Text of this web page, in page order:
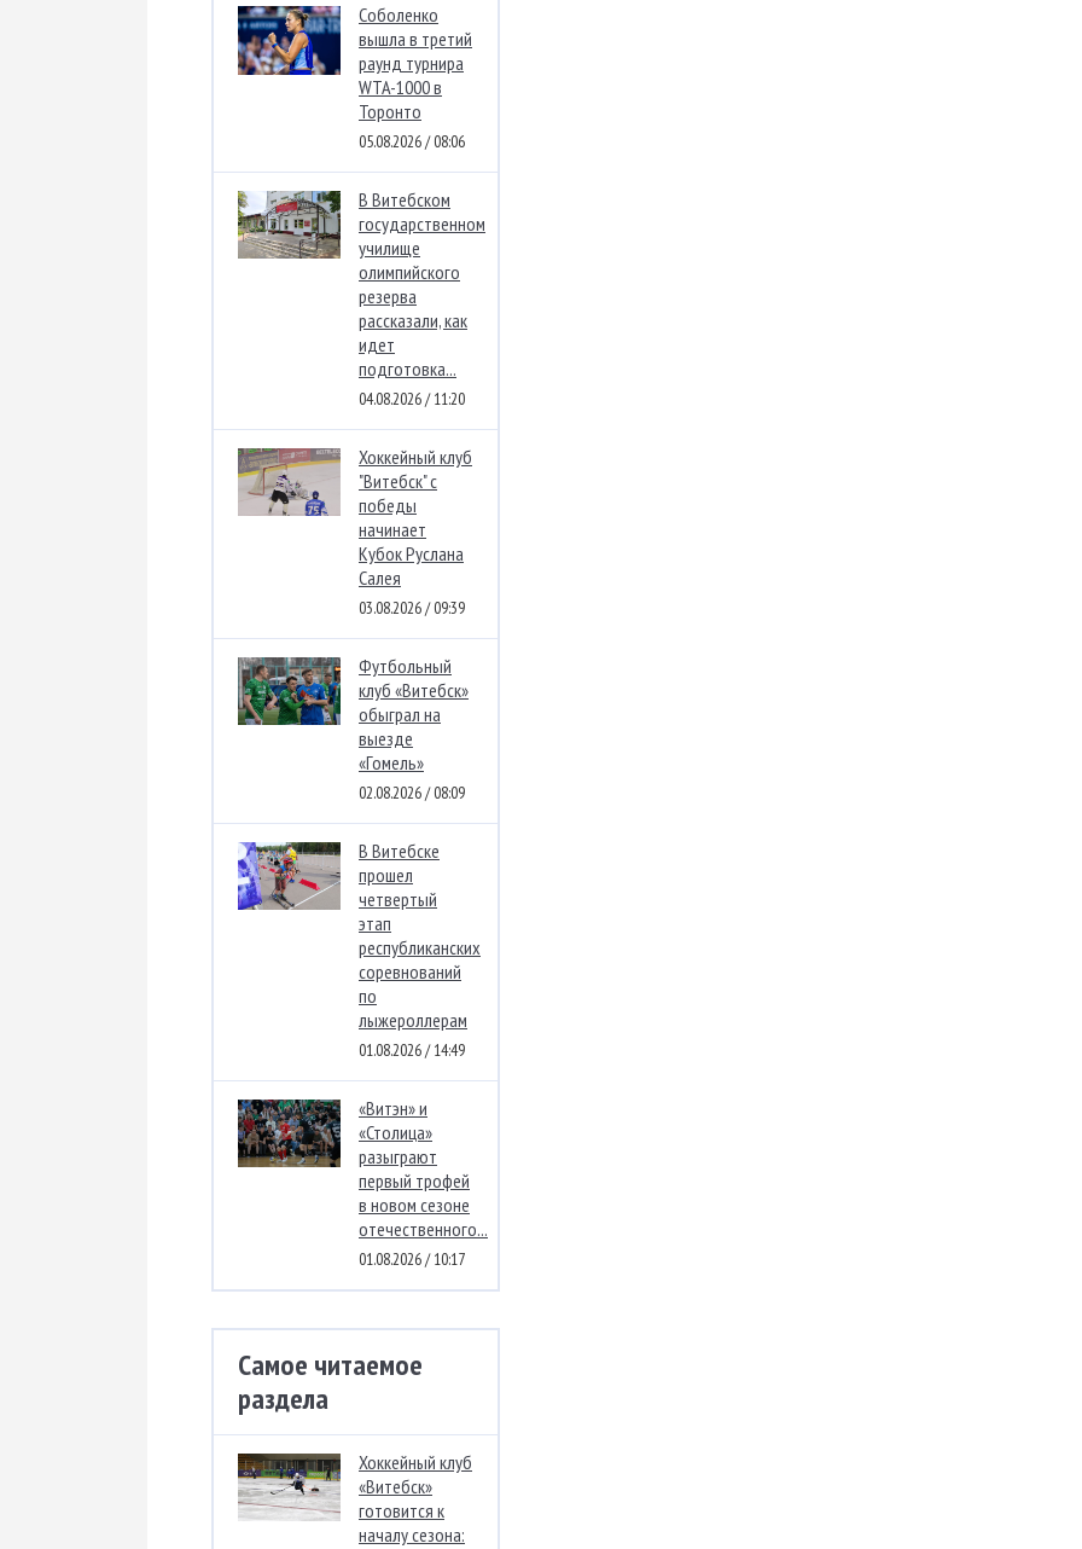
Соболенко
вышла в третий
раунд турнира
WTA-1000 в
Торонто
05.08.2026 / 08:06
В Витебском
государственном
училище
олимпийского
резерва
рассказали, как
идет
подготовка...
04.08.2026 / 11:20
Хоккейный клуб
"Витебск" с
победы
начинает
Кубок Руслана
Салея
03.08.2026 / 09:39
Футбольный
клуб «Витебск»
обыграл на
выезде
«Гомель»
02.08.2026 / 08:09
В Витебске
прошел
четвертый
этап
республиканских
соревнований
по
лыжероллерам
01.08.2026 / 14:49
«Витэн» и
«Столица»
разыграют
первый трофей
в новом сезоне
отечественного...
01.08.2026 / 10:17
Самое читаемое
раздела
Хоккейный клуб
«Витебск»
готовится к
началу сезона: